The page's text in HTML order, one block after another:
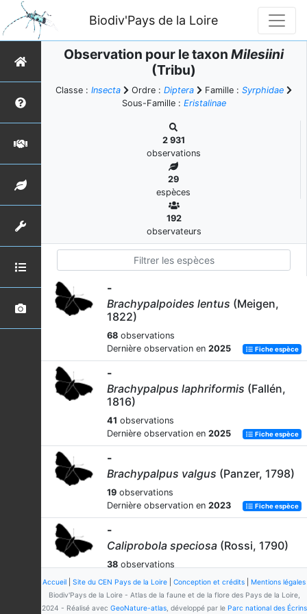
Biodiv'Pays de la Loire
Observation pour le taxon Milesiini
(Tribu)
Classe : Insecta Ordre : Diptera Famille : Syrphidae
Sous-Famille : Eristalinae
2 931
observations
29
espèces
192
observateurs
-
Brachypalpoides lentus (Meigen,
1822)
68 observations
Dernière observation en 2025 Fiche espèce
-
Brachypalpus laphriformis (Fallén,
1816)
41 observations
Dernière observation en 2025 Fiche espèce
-
Brachypalpus valgus (Panzer, 1798)
19 observations
Dernière observation en 2023 Fiche espèce
-
Caliprobola speciosa (Rossi, 1790)
38 observations
Dernière observation en
2025 Fiche espèce
-
Accueil Site du CEN Pays de la Loire Conception et crédits
Mentions légales
Biodiv'Pays de la Loire - Atlas de la faune et de la flore des Pays de la Loire,
2024 - Réalisé avec GeoNature-atlas, développé par le Parc national des Écrins